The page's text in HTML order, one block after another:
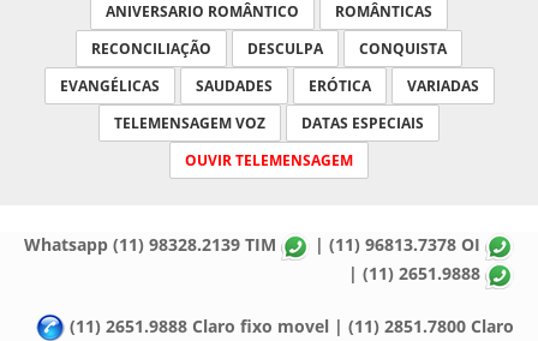
ANIVERSARIO ROMÂNTICO
ROMÂNTICAS
RECONCILIAÇÃO
DESCULPA
CONQUISTA
EVANGÉLICAS
SAUDADES ERÓTICA
VARIADAS
TELEMENSAGEM VOZ
DATAS ESPECIAIS
OUVIR TELEMENSAGEM
Whatsapp (11) 98328.2139 TIM
| (11) 96813.7378 OI
| (11) 2651.9888
(11) 2651.9888 Claro fixo movel | (11) 2851.7800 Claro